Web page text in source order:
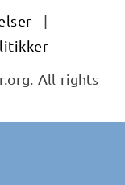
|
All rights